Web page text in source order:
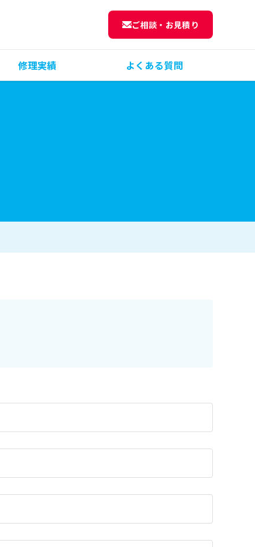
ご相談・お見積り
修理実績 よくある質問